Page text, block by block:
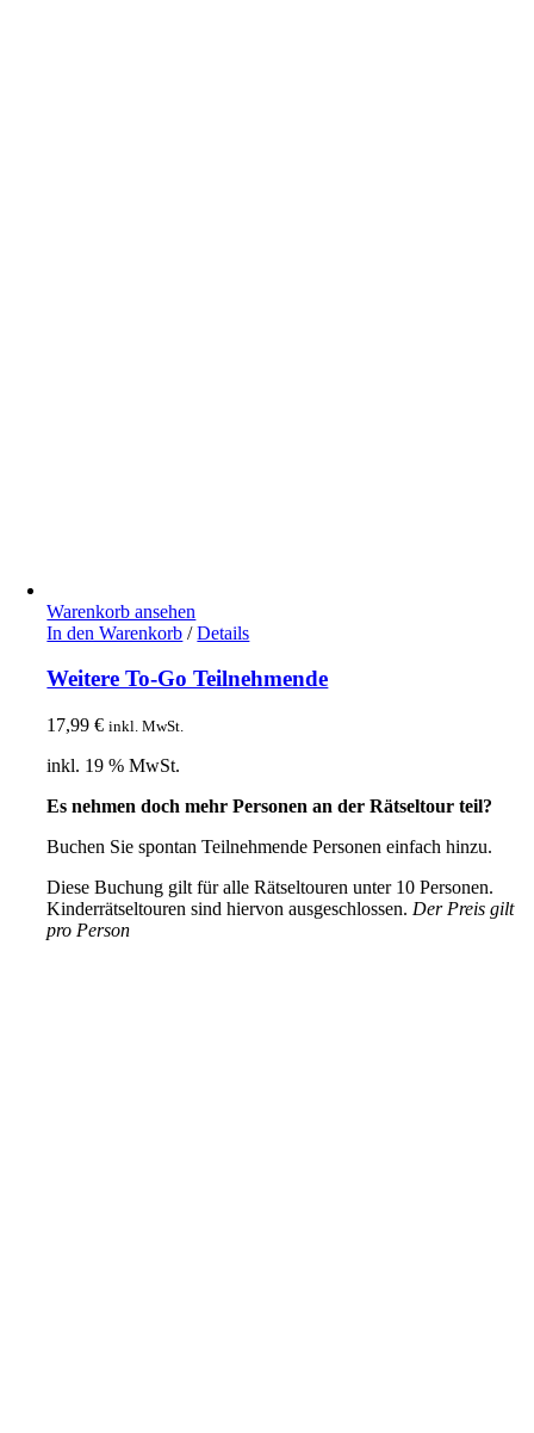
Warenkorb ansehen
In den Warenkorb / Details
Weitere To-Go Teilnehmende
17,99€ inkl. MwSt.
inkl. 19 % MwSt.
Es nehmen doch mehr Personen an der Rätseltour teil?
Buchen Sie spontan Teilnehmende Personen einfach hinzu.
Diese Buchung gilt für alle Rätseltouren unter 10 Personen.
Kinderrätseltouren sind hiervon ausgeschlossen. Der Preis gilt
pro Person